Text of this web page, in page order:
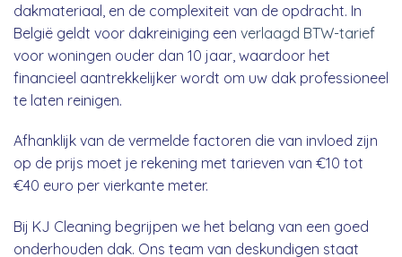
dakmateriaal, en de complexiteit van de opdracht. In
België geldt voor dakreiniging een verlaagd BTW-tarief
voor woningen ouder dan 10 jaar, waardoor het
financieel aantrekkelijker wordt om uw dak professioneel
te laten reinigen.
Afhanklijk van de vermelde factoren die van invloed zijn
op de prijs moet je rekening met tarieven van €10 tot
€40 euro per vierkante meter.
Bij KJ Cleaning begrijpen we het belang van een goed
onderhouden dak. Ons team van deskundigen staat